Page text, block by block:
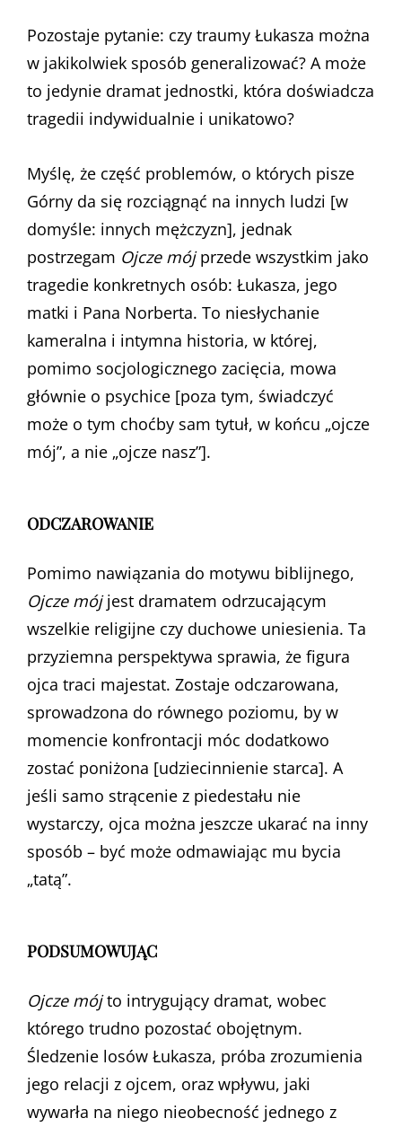
Pozostaje pytanie: czy traumy Łukasza można
w jakikolwiek sposób generalizować? A może
to jedynie dramat jednostki, która doświadcza
tragedii indywidualnie i unikatowo?
Myślę, że część problemów, o których pisze
Górny da się rozciągnąć na innych ludzi [w
domyśle: innych mężczyzn], jednak
postrzegam Ojcze mójprzede wszystkim jako
tragedie konkretnych osób: Łukasza, jego
matki i Pana Norberta. To niesłychanie
kameralna i intymna historia, w której,
pomimo socjologicznego zacięcia, mowa
głównie o psychice [poza tym, świadczyć
może o tym choćby sam tytuł, w końcu „ojcze
mój”, a nie „ojcze nasz”].
ODCZAROWANIE
Pomimo nawiązania do motywu biblijnego,
Ojcze mójjest dramatem odrzucającym
wszelkie religijne czy duchowe uniesienia. Ta
przyziemna perspektywa sprawia, że figura
ojca traci majestat. Zostaje odczarowana,
sprowadzona do równego poziomu, by w
momencie konfrontacji móc dodatkowo
zostać poniżona [udziecinnienie starca]. A
jeśli samo strącenie z piedestału nie
wystarczy, ojca można jeszcze ukarać na inny
sposób – być może odmawiając mu bycia
„tatą”.
PODSUMOWUJĄC
Ojcze mójto intrygujący dramat, wobec
którego trudno pozostać obojętnym.
Śledzenie losów Łukasza, próba zrozumienia
jego relacji z ojcem, oraz wpływu, jaki
wywarła na niego nieobecność jednego z